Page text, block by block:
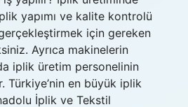
yapımı ve kalite kontrolü
için gereken
Ayrıca makinelerin
iplik üretim personelinin
Türkiye’nin en büyük iplik
İplik ve Tekstil